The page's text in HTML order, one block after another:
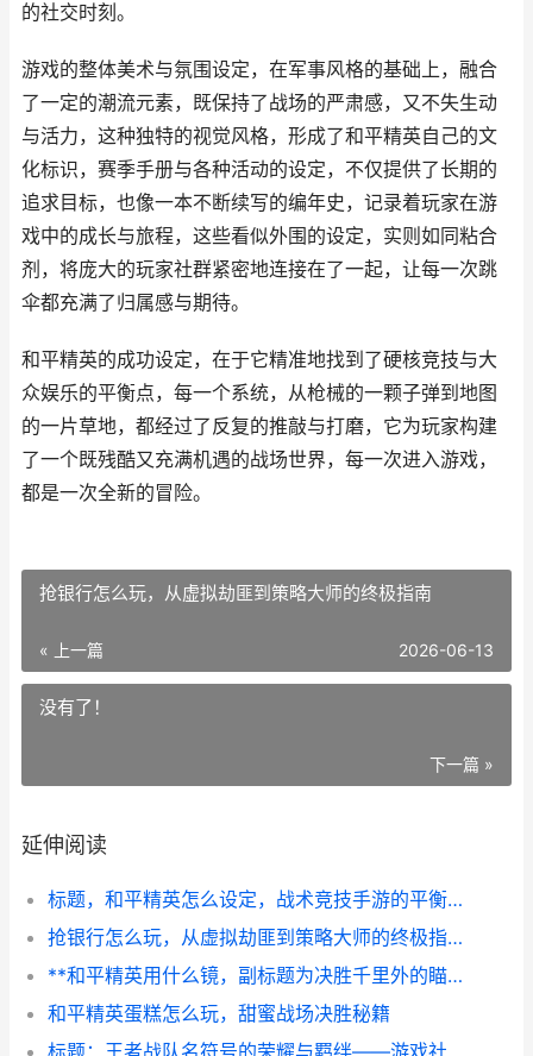
的社交时刻。
游戏的整体美术与氛围设定，在军事风格的基础上，融合
了一定的潮流元素，既保持了战场的严肃感，又不失生动
与活力，这种独特的视觉风格，形成了和平精英自己的文
化标识，赛季手册与各种活动的设定，不仅提供了长期的
追求目标，也像一本不断续写的编年史，记录着玩家在游
戏中的成长与旅程，这些看似外围的设定，实则如同粘合
剂，将庞大的玩家社群紧密地连接在了一起，让每一次跳
伞都充满了归属感与期待。
和平精英的成功设定，在于它精准地找到了硬核竞技与大
众娱乐的平衡点，每一个系统，从枪械的一颗子弹到地图
的一片草地，都经过了反复的推敲与打磨，它为玩家构建
了一个既残酷又充满机遇的战场世界，每一次进入游戏，
都是一次全新的冒险。
抢银行怎么玩，从虚拟劫匪到策略大师的终极指南
« 上一篇 2026-06-13
没有了！
下一篇 »
延伸阅读
标题，和平精英怎么设定，战术竞技手游的平衡艺术
抢银行怎么玩，从虚拟劫匪到策略大师的终极指南
**和平精英用什么镜，副标题为决胜千里外的瞄准哲学**
和平精英蛋糕怎么玩，甜蜜战场决胜秘籍